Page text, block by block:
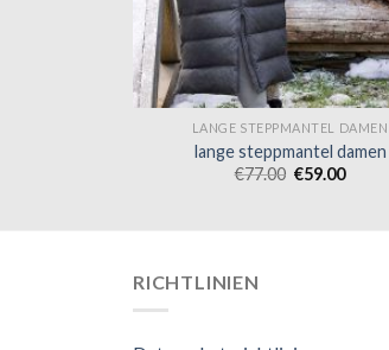
LANGE STEPPMANTEL DAMEN
lange steppmantel damen
€77.00 €59.00
RICHTLINIEN